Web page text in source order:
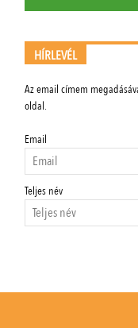
HÍRLEVÉL
Az email címem
oldal.
Email
Teljes név